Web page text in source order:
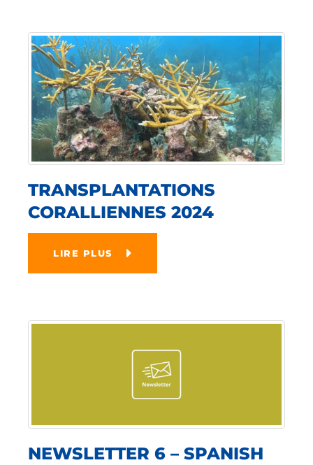
TRANSPLANTATIONS
CORALLIENNES 2024
LIRE PLUS
NEWSLETTER 6 – SPANISH